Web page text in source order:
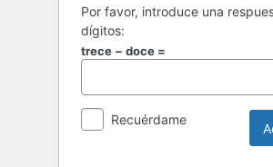
Por favor, introduce una
dígitos:
trece − doce =
Recuérdame